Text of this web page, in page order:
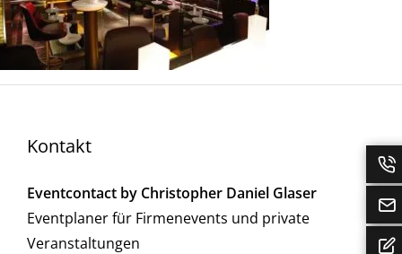
Kontakt
Eventcontact by Christopher Daniel Glaser
Eventplaner für Firmenevents und private
Veranstaltungen